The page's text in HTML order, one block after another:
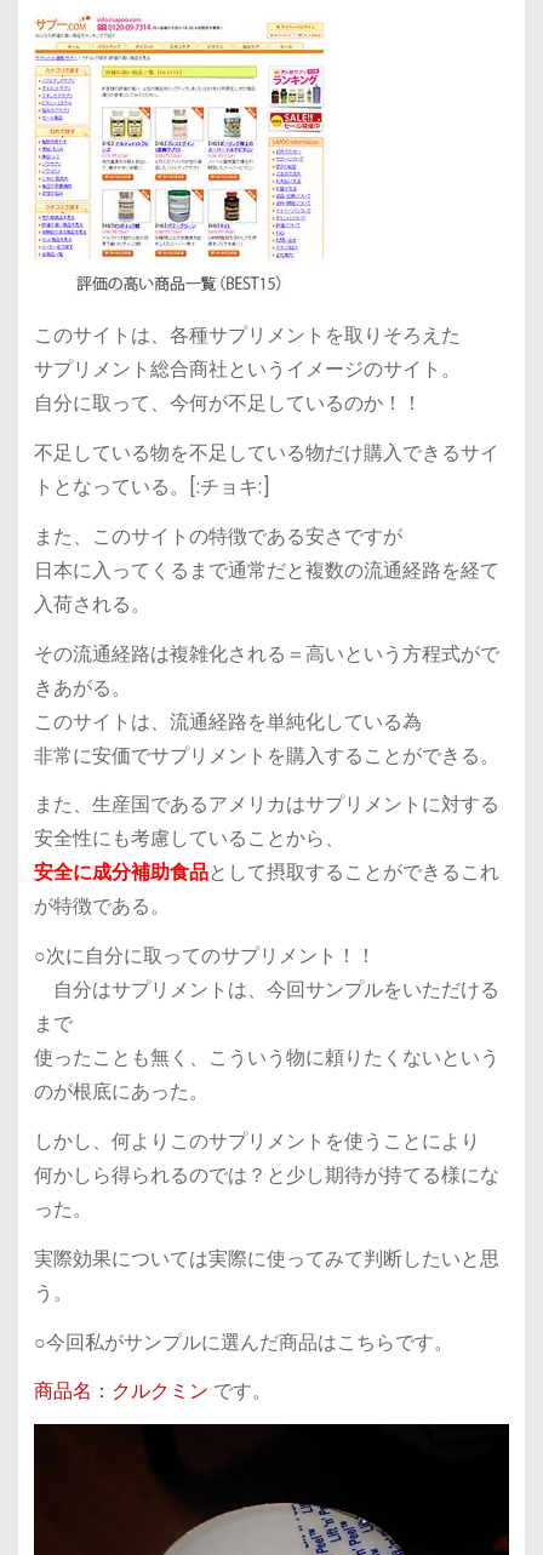
このサイトは、各種サプリメントを取りそろえた
サプリメント総合商社というイメージのサイト。
自分に取って、今何が不足しているのか！！
不足している物を不足している物だけ購入できるサイ
トとなっている。[:チョキ:]
また、このサイトの特徴である安さですが
日本に入ってくるまで通常だと複数の流通経路を経て
入荷される。
その流通経路は複雑化される＝高いという方程式がで
きあがる。
このサイトは、流通経路を単純化している為
非常に安価でサプリメントを購入することができる。
また、生産国であるアメリカはサプリメントに対する
安全性にも考慮していることから、
安全に成分補助食品として摂取することができるこれ
が特徴である。
○次に自分に取ってのサプリメント！！
自分はサプリメントは、今回サンプルをいただける
まで
使ったことも無く、こういう物に頼りたくないという
のが根底にあった。
しかし、何よりこのサプリメントを使うことにより
何かしら得られるのでは？と少し期待が持てる様にな
った。
実際効果については実際に使ってみて判断したいと思
う。
○今回私がサンプルに選んだ商品はこちらです。
商品名：クルクミン です。